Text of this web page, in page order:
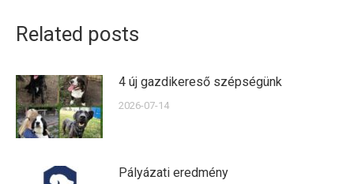
Related posts
4 új gazdikereső szépségünk
2026-07-14
Pályázati eredmény